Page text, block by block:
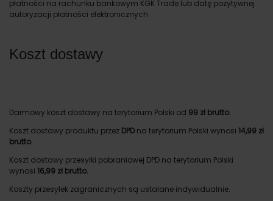
płatności na rachunku bankowym KGK Trade lub datę pozytywnej
autoryzacji płatności elektronicznych.
Koszt dostawy
Darmowy koszt dostawy na terytorium Polski od 99 zł brutto.
Koszt dostawy produktu przez DPDna terytorium Polski wynosi 14,99 zł
brutto.
Koszt dostawy przesyłki pobraniowej DPD na terytorium Polski
wynosi 16,99 zł brutto.
Koszty przesyłek zagranicznych są ustalane indywidualnie.